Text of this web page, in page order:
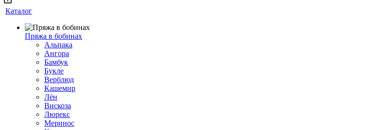
Каталог
Пряжа в бобинах
Альпака
Ангора
Бамбук
Букле
Верблюд
Кашемир
Лён
Вискоза
Люрекс
Меринос